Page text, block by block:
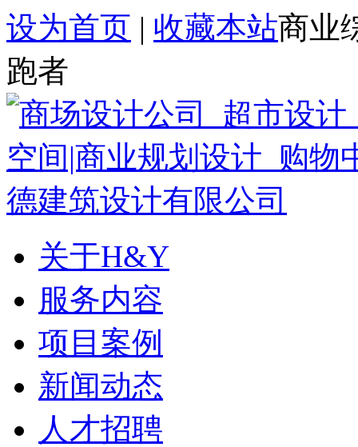
设为首页 | 收藏本站商业
跑者
关于H&Y
服务内容
项目案例
新闻动态
人才招聘